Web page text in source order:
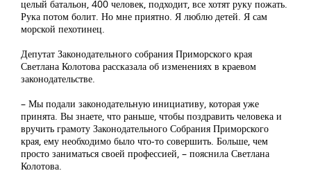
целый батальон, 400 человек, подходит, все хотят руку пожать.
Рука потом болит. Но мне приятно. Я люблю детей. Я сам
морской пехотинец.
Депутат Законодательного собрания Приморского края
Светлана Колотова рассказала об изменениях в краевом
законодательстве.
– Мы подали законодательную инициативу, которая уже
принята. Вы знаете, что раньше, чтобы поздравить человека и
вручить грамоту Законодательного Собрания Приморского
края, ему необходимо было что-то совершить. Больше, чем
просто заниматься своей профессией, – пояснила Светлана
Колотова.